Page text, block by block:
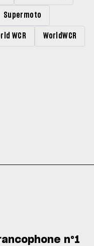
Supermoto
WCR WorldWCR
n°1